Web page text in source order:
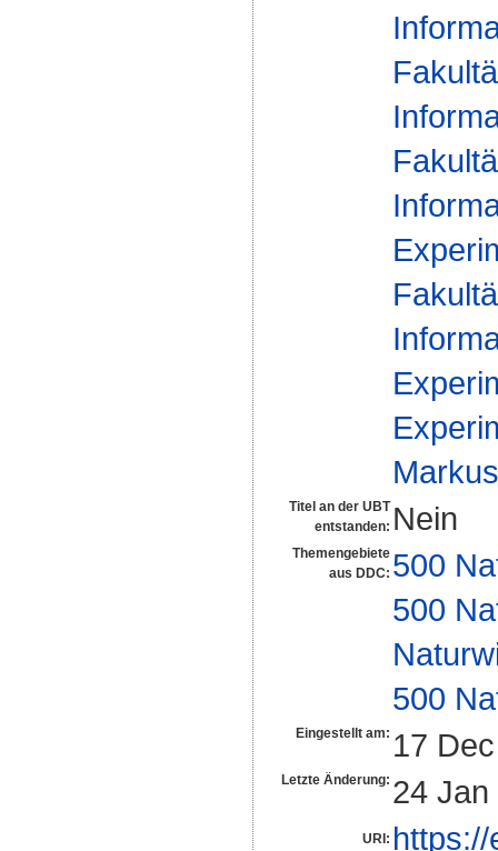
Titel an der UBT
entstanden: Nein
Themengebiete
aus DDC: 500
500
500
Eingestellt am: 17
Letzte Änderung: 24
URI: